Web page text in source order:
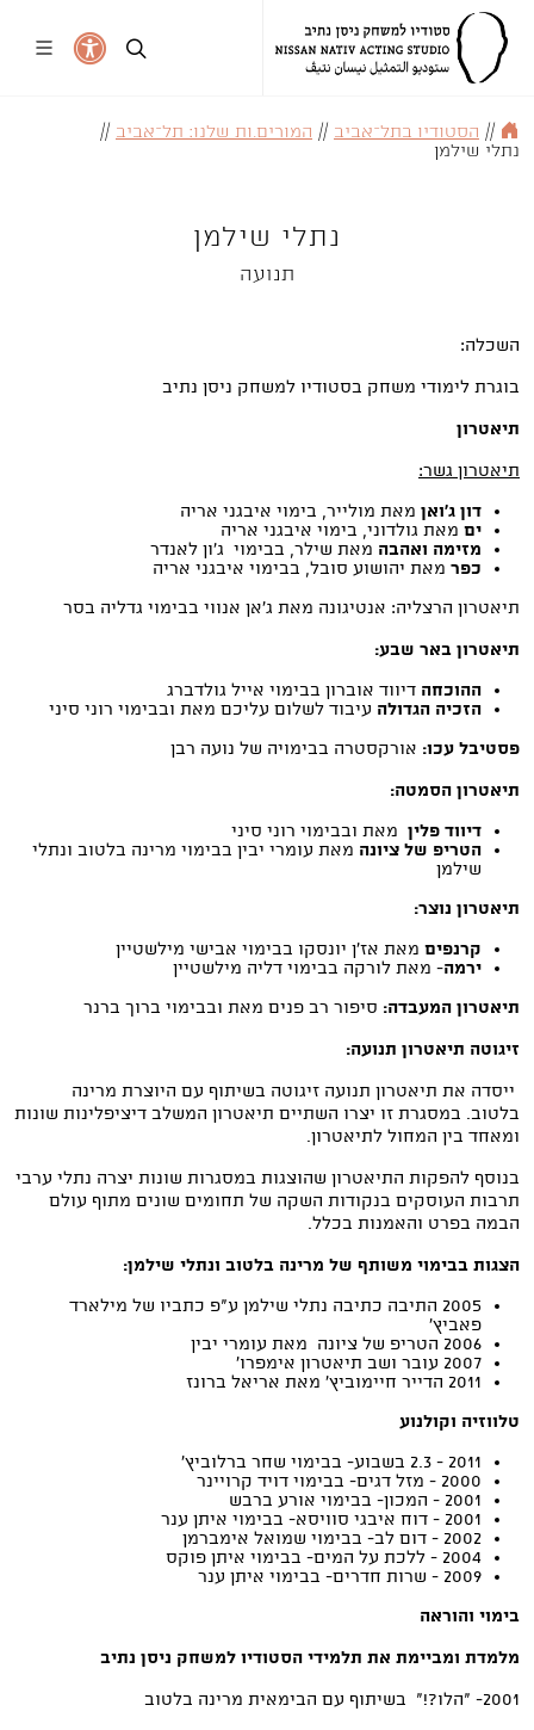
// הסטודיו בתל־אביב // המורים.ות שלנו: תל־אביב //
נתלי שילמן
נתלי שילמן
תנועה
השכלה:
בוגרת לימודי משחק בסטודיו למשחק ניסן נתיב
תיאטרון
תיאטרון גשר:
דון ג'ואן מאת מולייר, בימוי איבגני אריה
ים מאת גולדוני, בימוי איבגני אריה
מזימה ואהבה מאת שילר, בבימוי ג'ון לאנדר
כפר מאת יהושוע סובל, בבימוי איבגני אריה
תיאטרון הרצליה: אנטיגונה מאת ג'אן אנווי בבימוי גדליה בסר
תיאטרון באר שבע:
ההוכחה דיווד אוברון בבימוי אייל גולדברג
הזכיה הגדולה עיבוד לשלום עליכם מאת ובבימוי רוני סיני
פסטיבל עכו: אורקסטרה בבימויה של נועה רבן
תיאטרון הסמטה:
דיווד פלין מאת ובבימוי רוני סיני
הטריפ של ציונה מאת עומרי יבין בבימוי מרינה בלטוב ונתלי
שילמן
תיאטרון נוצר:
קרנפים מאת אז'ן יונסקו בבימוי אבישי מילשטיין
ירמה- מאת לורקה בבימוי דליה מילשטיין
תיאטרון המעבדה: סיפור רב פנים מאת ובבימוי ברוך ברנר
זיגוטה תיאטרון תנועה:
ייסדה את תיאטרון תנועה זיגוטה בשיתוף עם היוצרת מרינה
בלטוב. במסגרת זו יצרו השתיים תיאטרון המשלב דיציפלינות שונות
ומאחד בין המחול לתיאטרון.
בנוסף להפקות התיאטרון שהוצגות במסגרות שונות יצרה נתלי ערבי
תרבות העוסקים בנקודות השקה של תחומים שונים מתוף עולם
הבמה בפרט והאמנות בכלל.
הצגות בבימוי משותף של מרינה בלטוב ונתלי שילמן:
2005 התיבה כתיבה נתלי שילמן ע"פ כתביו של מילארד
פאביץ'
2006 הטריפ של ציונה מאת עומרי יבין
2007 עובר ושב תיאטרון אימפרו'
2011 הדייר חיימוביץ' מאת אריאל ברונז
טלווזיה וקולנוע
2011 - 2.3 בשבוע- בבימוי שחר ברלוביץ'
2000 - מזל דגים- בבימוי דויד קרויינר
2001 - המכון- בבימוי אורע ברבש
2001 - דוח איבגי סוויסא- בבימוי איתן ענר
2002 - דום לב- בבימוי שמואל אימברמן
2004 - ללכת על המים- בבימוי איתן פוקס
2009 - שרות חדרים- בבימוי איתן ענר
בימוי והוראה
מלמדת ומביימת את תלמידי הסטודיו למשחק ניסן נתיב
2001- "הלו?!" בשיתוף עם הבימאית מרינה בלטוב